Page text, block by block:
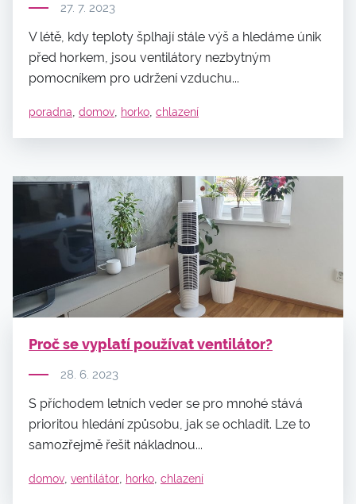
27. 7. 2023
V létě, kdy teploty šplhají stále výš a hledáme únik
před horkem, jsou ventilátory nezbytným
pomocníkem pro udržení vzduchu...
poradna domov horko chlazení
Proč se vyplatí používat ventilátor?
28. 6. 2023
S příchodem letních veder se pro mnohé stává
prioritou hledání způsobu, jak se ochladit. Lze to
samozřejmě řešit nákladnou...
domov ventilátor horko chlazení